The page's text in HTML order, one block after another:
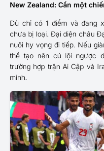
New Zealand: Cần một
Dù chỉ có 1 điểm và đang
chưa bị loại. Đại diện châu
nuôi hy vọng đi tiếp. Nếu
thể tạo nên cú lội ngược
trường hợp trận Ai Cập và
mình.